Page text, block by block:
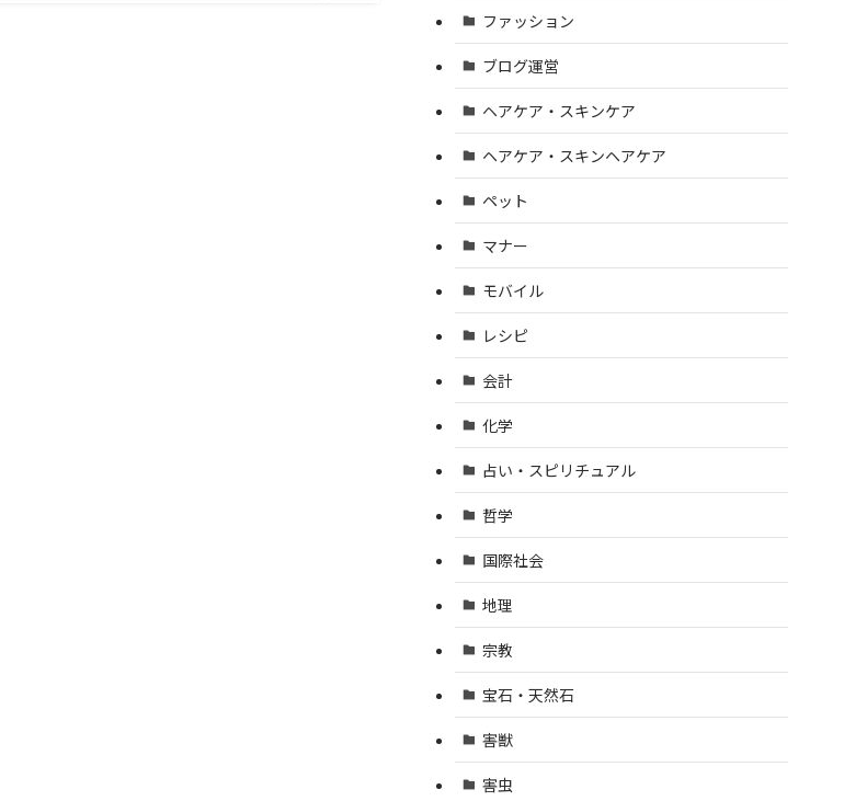
ファッション
ブログ運営
ヘアケア・スキンケア
ヘアケア・スキンヘアケア
ペット
マナー
モバイル
レシピ
会計
化学
占い・スピリチュアル
哲学
国際社会
地理
宗教
宝石・天然石
害獣
害虫